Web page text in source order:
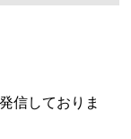
信しておりま